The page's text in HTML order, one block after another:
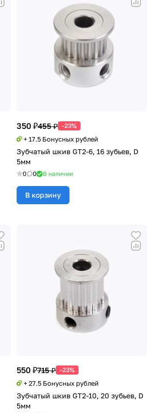
350 ₽455 ₽ -23%
+ 17.5 Бонусных рублей
Зубчатый шкив GT2-6, 16 зубьев, D
5мм
0 0 В наличии
В корзину
550 ₽715 ₽ -23%
+ 27.5 Бонусных рублей
Зубчатый шкив GT2-10, 20 зубьев, D
5мм